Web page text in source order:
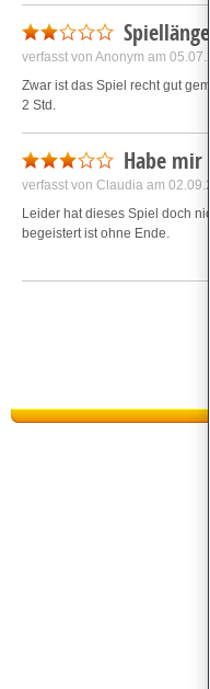
Spiellänge?
verfasst von Anonym am
Zwar ist das Spiel recht gut
2 Std.
Habe mir
verfasst von Claudia am
Leider hat dieses Spiel doch
begeistert ist ohne Ende.